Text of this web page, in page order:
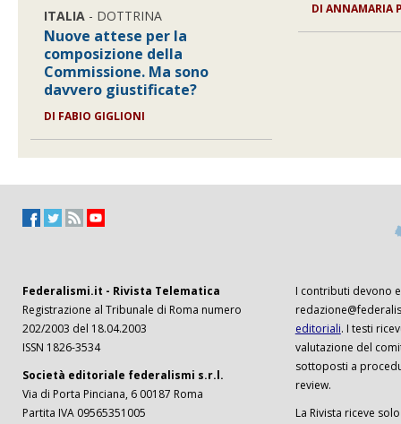
ITALIA - DOTTRINA
Nuove attese per la
composizione della
Commissione. Ma sono
davvero giustificate?
DI FABIO GIGLIONI
DI ANNAMARIA
Federalismi.it - Rivista Telematica
Registrazione al Tribunale di Roma numero
202/2003 del 18.04.2003
ISSN 1826-3534
Società editoriale federalismi s.r.l.
Via di Porta Pinciana, 6 00187 Roma
Partita IVA 09565351005
I contributi devono
editoriali. I testi
valutazione del
sottoposti a
review.
La Rivista riceve